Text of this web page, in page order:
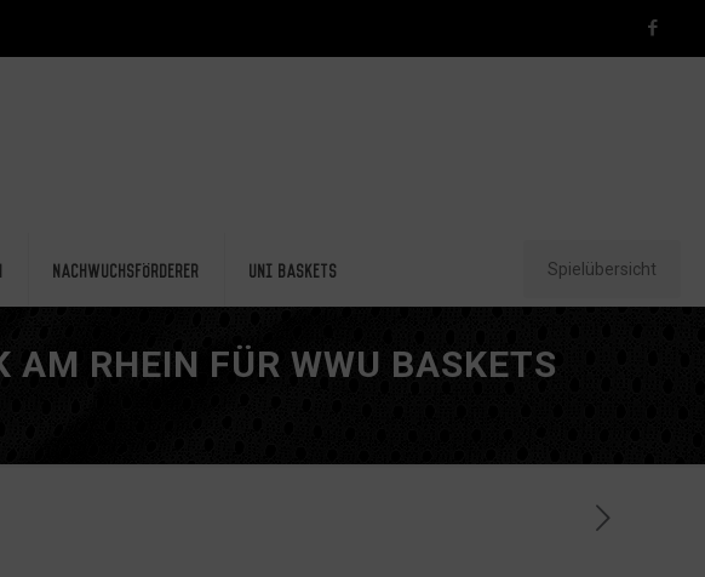
Nachwuchsförderer Uni Baskets Spielübersicht
AM RHEIN FÜR WWU BASKETS